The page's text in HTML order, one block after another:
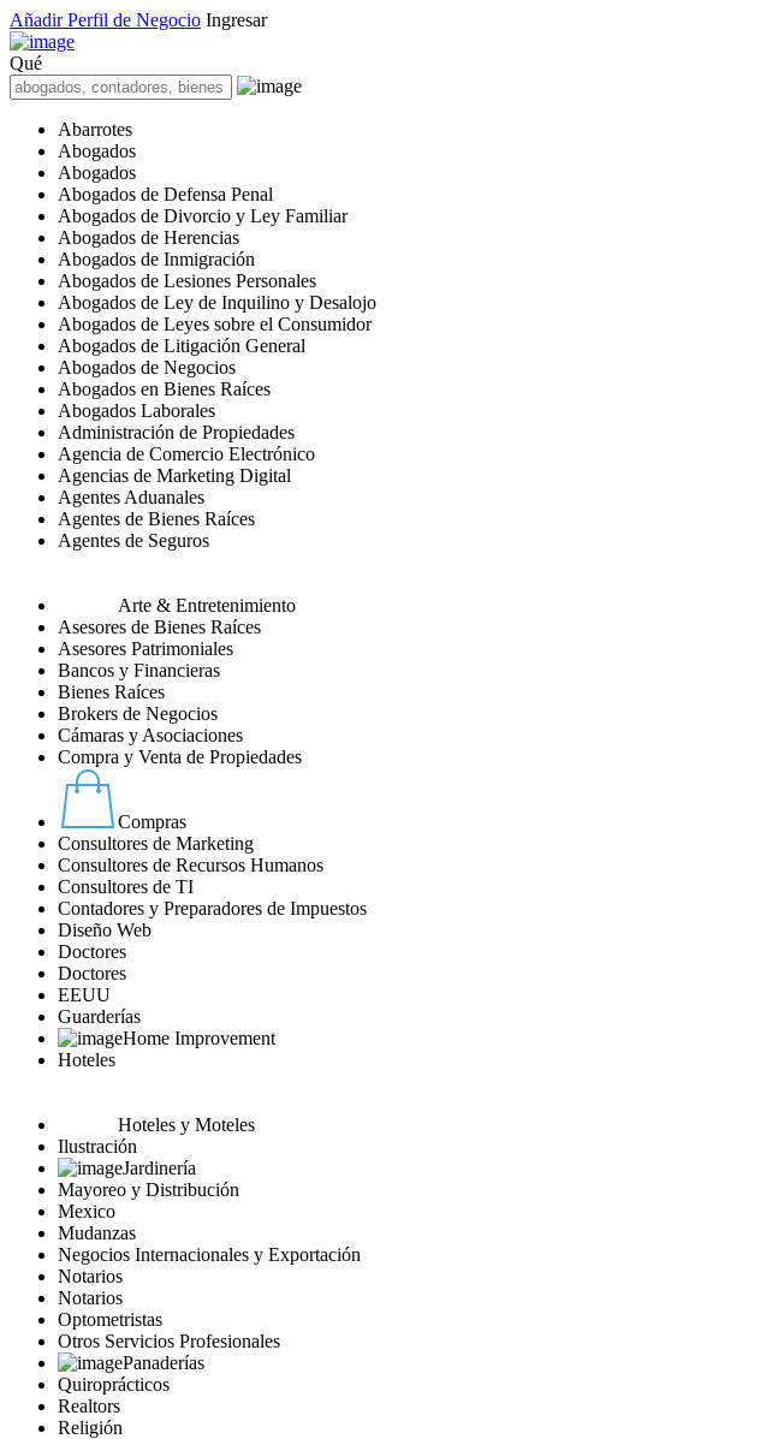
Añadir Perfil de Negocio Ingresar
Qué
Abarrotes
Abogados
Abogados
Abogados de Defensa Penal
Abogados de Divorcio y Ley Familiar
Abogados de Herencias
Abogados de Inmigración
Abogados de Lesiones Personales
Abogados de Ley de Inquilino y Desalojo
Abogados de Leyes sobre el Consumidor
Abogados de Litigación General
Abogados de Negocios
Abogados en Bienes Raíces
Abogados Laborales
Administración de Propiedades
Agencia de Comercio Electrónico
Agencias de Marketing Digital
Agentes Aduanales
Agentes de Bienes Raíces
Agentes de Seguros
Arte & Entretenimiento
Asesores de Bienes Raíces
Asesores Patrimoniales
Bancos y Financieras
Bienes Raíces
Brokers de Negocios
Cámaras y Asociaciones
Compra y Venta de Propiedades
Compras
Consultores de Marketing
Consultores de Recursos Humanos
Consultores de TI
Contadores y Preparadores de Impuestos
Diseño Web
Doctores
Doctores
EEUU
Guarderías
Home Improvement
Hoteles
Hoteles y Moteles
Ilustración
Jardinería
Mayoreo y Distribución
Mexico
Mudanzas
Negocios Internacionales y Exportación
Notarios
Notarios
Optometristas
Otros Servicios Profesionales
Panaderías
Quiroprácticos
Realtors
Religión